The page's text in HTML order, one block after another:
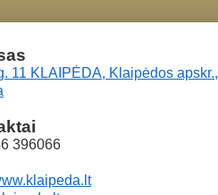
11 KLAIPĖDA, Klaipėdos apskr.,
396066